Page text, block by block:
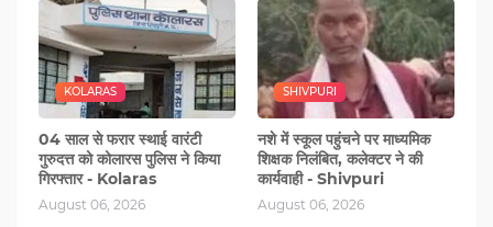
KOLARAS
04 साल से फरार स्थाई वारंटी
गुरुदत्त को कोलारस पुलिस ने किया
गिरफ्तार - Kolaras
August 06, 2026
SHIVPURI
नशे में स्‍कूल पहुंचने पर माध्यमिक
शिक्षक निलंबित, कलेक्टर ने की
कार्यवाही - Shivpuri
August 06, 2026